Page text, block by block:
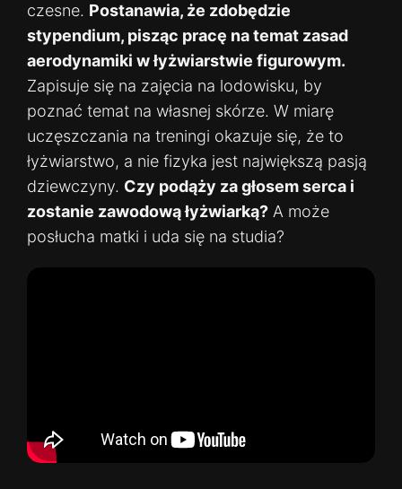
czesne. Postanawia, że zdobędzie
stypendium, pisząc pracę na temat zasad
aerodynamiki w łyżwiarstwie figurowym.
Zapisuje się na zajęcia na lodowisku, by
poznać temat na własnej skórze. W miarę
uczęszczania na treningi okazuje się, że to
łyżwiarstwo, a nie fizyka jest największą pasją
dziewczyny. Czy podąży za głosem serca i
zostanie zawodową łyżwiarką? A może
posłucha matki i uda się na studia?